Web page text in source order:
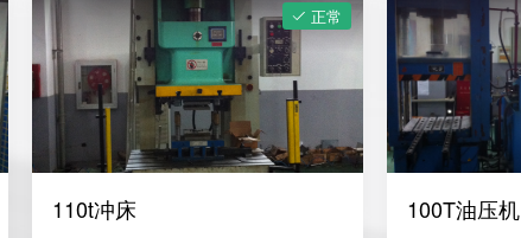
正常
110t冲床 100T油压机